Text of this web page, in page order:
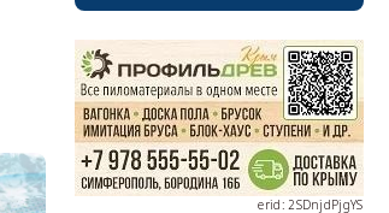
erid: 2SDnjdPjgYS